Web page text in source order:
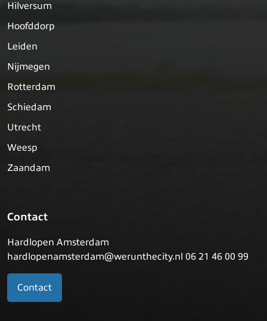
Hilversum
Hoofddorp
Leiden
Nijmegen
Rotterdam
Schiedam
Utrecht
Weesp
Zaandam
Contact
Hardlopen Amsterdam
hardlopenamsterdam@werunthecity.nl 06 21 46 00 99
Contact